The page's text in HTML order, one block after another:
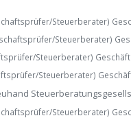
Steuerberater)
Steuerberater)
Steuerberater)
Steuerberater)
Steuerberater)